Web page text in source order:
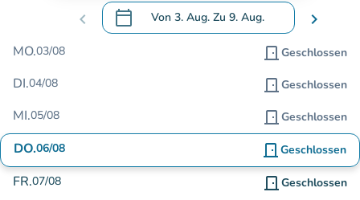
chevron_left calendar_today Von 3. Aug. Zu 9. Aug.
.Öffnen Sie den Kalender, um Daten zu
chevron_right
MO.03/08 door_front Geschlossen
DI.04/08 door_front Geschlossen
MI.05/08 door_front Geschlossen
DO.06/08 door_front Geschlossen
FR.07/08 door_front Geschlossen